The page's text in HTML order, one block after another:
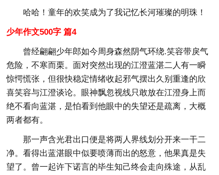
哈哈！童年的欢笑成为了我记忆长河璀璨的明珠！
少年作文500字 篇4
曾经翩翩少年郎如今周身森然阴气环绕.笑容带戾气
危险，不寒而栗。面对突然出现的江澄蓝湛二人有一瞬
惊愕慌张，但很快稳定情绪收起邪气摆出久别重逢的欣
喜笑容与江澄谈论。眼神飘忽视线只敢放在江澄身上而
绝不看向蓝湛，是怕看到他眼中的失望还是疏离，大概
两者都有。
那一声含光君出口便是将两人界线划分开来一干二
净。看得出蓝湛眼中似要喷薄而出的怒意，他果真是失
望了。曾一起许下诺言的毕生知己终会走向殊途，从乱